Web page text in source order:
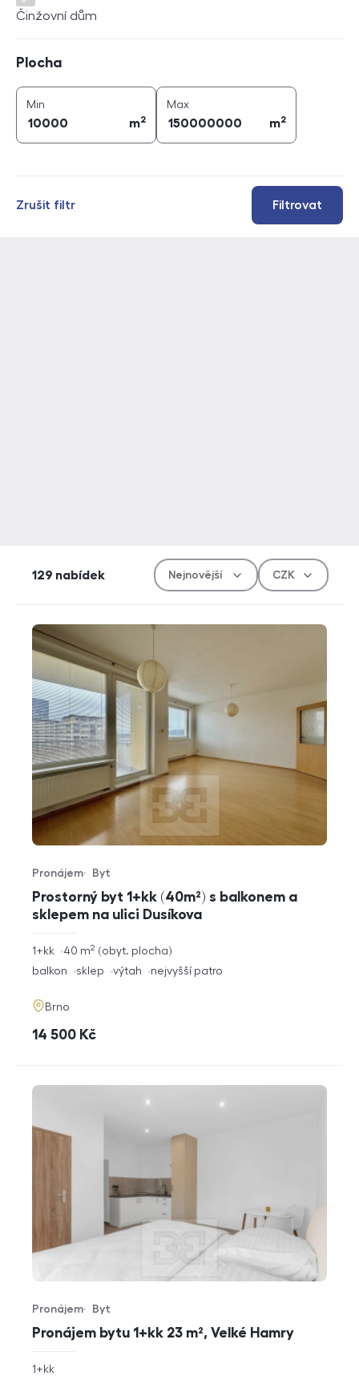
Činžovní dům
Plocha
Min
m2
Maxplocha (
m2
Filtrovat
Zrušit filtr
129 nabídek
Měna
Prostorný byt 1+kk (40m²) s balkonem a
sklepem na ulici Dusíkova
Typ nabídky
Pronájem
Typ nemovitosti
Byt
rozměry
1+kk obyt. plocha
40 m2
funkce
balkon sklep výtah nejvyšší patro
adresa
Brno
cena
14 500 Kč
Pronájem bytu 1+kk 23 m², Velké Hamry
Typ nabídky
Pronájem
Typ nemovitosti
Byt
rozměry
1+kk